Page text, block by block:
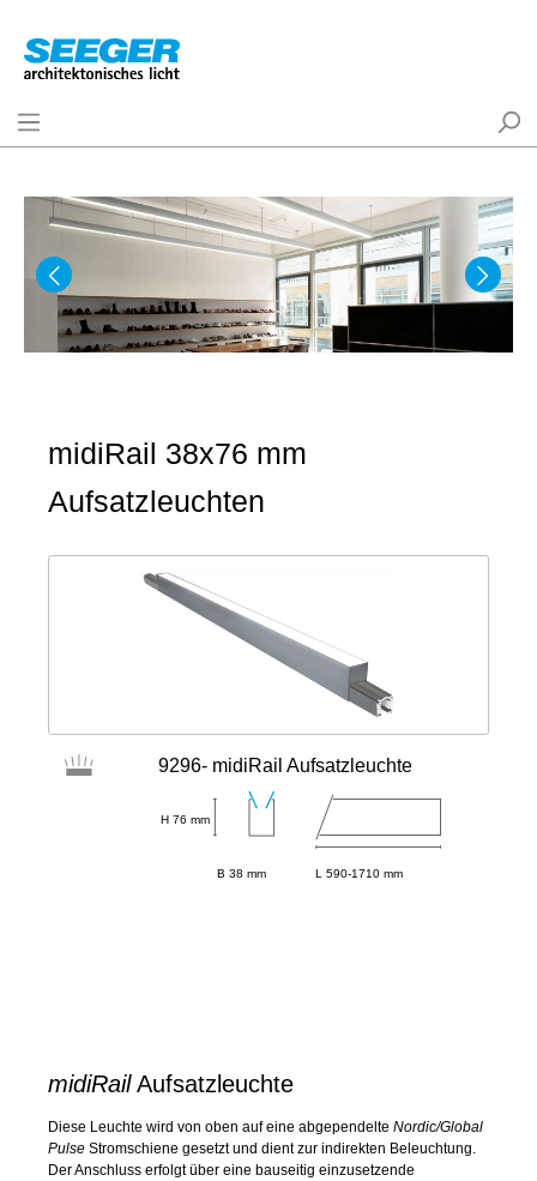
midiRail 38x76 mm
Aufsatzleuchten
9296- midiRail Aufsatzleuchte
H 76 mm
B 38 mm L 590-1710 mm
midiRailAufsatzleuchte
Diese Leuchte wird von oben auf eine abgependelte Nordic/Global
Pulse Stromschiene gesetzt und dient zur indirekten Beleuchtung.
Der Anschluss erfolgt über eine bauseitig einzusetzende